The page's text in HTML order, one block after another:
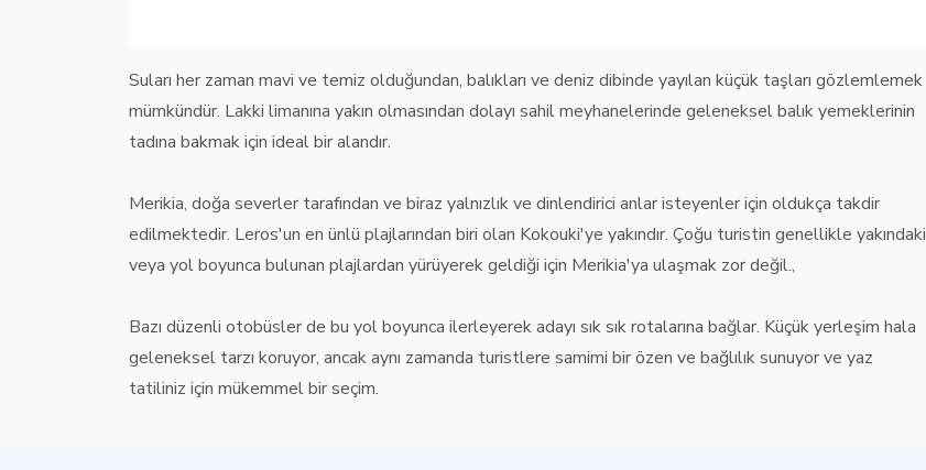
Suları her zaman mavi ve temiz olduğundan, balıkları ve deniz dibinde yayılan küçük taşları gözlemlemek
mümkündür. Lakki limanına yakın olmasından dolayı sahil meyhanelerinde geleneksel balık yemeklerinin
tadına bakmak için ideal bir alandır.
Merikia, doğa severler tarafından ve biraz yalnızlık ve dinlendirici anlar isteyenler için oldukça takdir
edilmektedir. Leros'un en ünlü plajlarından biri olan Kokouki'ye yakındır. Çoğu turistin genellikle yakındaki
veya yol boyunca bulunan plajlardan yürüyerek geldiği için Merikia'ya ulaşmak zor değil.,
Bazı düzenli otobüsler de bu yol boyunca ilerleyerek adayı sık sık rotalarına bağlar. Küçük yerleşim hala
geleneksel tarzı koruyor, ancak aynı zamanda turistlere samimi bir özen ve bağlılık sunuyor ve yaz
tatiliniz için mükemmel bir seçim.